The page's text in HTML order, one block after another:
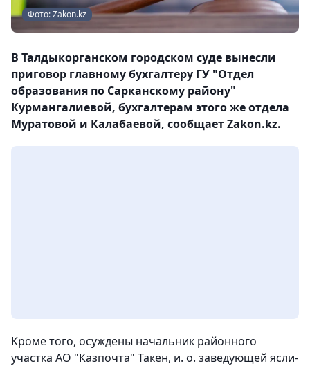
Фото: Zakon.kz
В Талдыкорганском городском суде вынесли
приговор главному бухгалтеру ГУ "Отдел
образования по Сарканскому району"
Курмангалиевой, бухгалтерам этого же отдела
Муратовой и Калабаевой, сообщает Zakon.kz.
Кроме того, осуждены начальник районного
участка АО "Казпочта" Такен, и. о. заведующей ясли-